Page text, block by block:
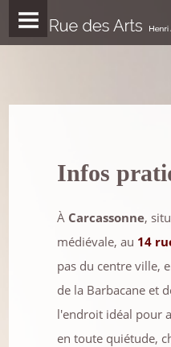
Infos
À Carcassonne,
médiévale, au 14
pas du centre ville,
de la Barbacane et
l'endroit idéal pour
en toute quiétude,